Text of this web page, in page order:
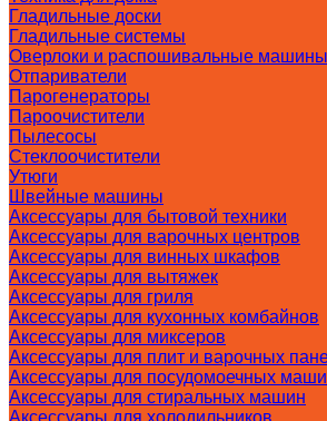
Гладильные доски
Гладильные системы
Оверлоки и распошивальные машины
Отпариватели
Парогенераторы
Пароочистители
Пылесосы
Стеклоочистители
Утюги
Швейные машины
Аксессуары для бытовой техники
Аксессуары для варочных центров
Аксессуары для винных шкафов
Аксессуары для вытяжек
Аксессуары для гриля
Аксессуары для кухонных комбайнов
Аксессуары для миксеров
Аксессуары для плит и варочных
Аксессуары для посудомоечных
Аксессуары для стиральных машин
Аксессуары для холодильников